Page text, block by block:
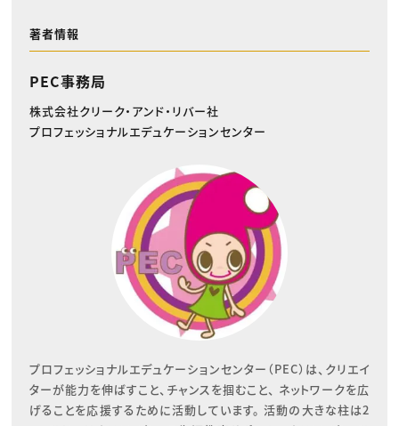
著者情報
PEC事務局
株式会社クリーク・アンド・リバー社
プロフェッショナルエデュケーションセンター
プロフェッショナルエデュケーションセンター（PEC）は、クリエイ
ターが能力を伸ばすこと、チャンスを掴むこと、 ネットワークを広
げることを応援するために活動しています。 活動の大きな柱は2